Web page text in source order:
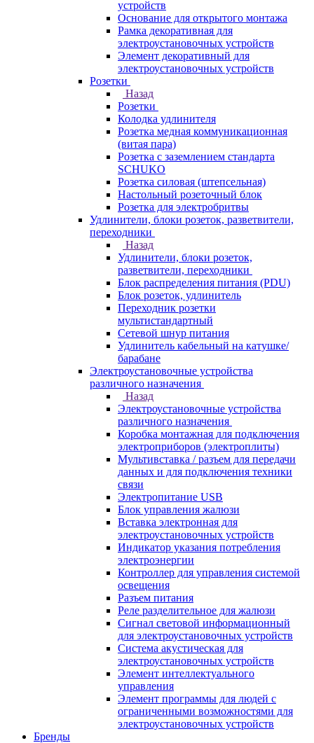
устройств
Основание для открытого монтажа
Рамка декоративная для
электроустановочных устройств
Элемент декоративный для
электроустановочных устройств
Розетки
Назад
Розетки
Колодка удлинителя
Розетка медная коммуникационная
(витая пара)
Розетка с заземлением стандарта
SCHUKO
Розетка силовая (штепсельная)
Настольный розеточный блок
Розетка для электробритвы
Удлинители, блоки розеток, разветвители,
переходники
Назад
Удлинители, блоки розеток,
разветвители, переходники
Блок распределения питания (PDU)
Блок розеток, удлинитель
Переходник розетки
мультистандартный
Сетевой шнур питания
Удлинитель кабельный на катушке/
барабане
Электроустановочные устройства
различного назначения
Назад
Электроустановочные устройства
различного назначения
Коробка монтажная для подключения
электроприборов (электроплиты)
Мультивставка / разъем для передачи
данных и для подключения техники
связи
Электропитание USB
Блок управления жалюзи
Вставка электронная для
электроустановочных устройств
Индикатор указания потребления
электроэнергии
Контроллер для управления системой
освещения
Разъем питания
Реле разделительное для жалюзи
Сигнал световой информационный
для электроустановочных устройств
Система акустическая для
электроустановочных устройств
Элемент интеллектуального
управления
Элемент программы для людей с
ограниченными возможностями для
электроустановочных устройств
Бренды